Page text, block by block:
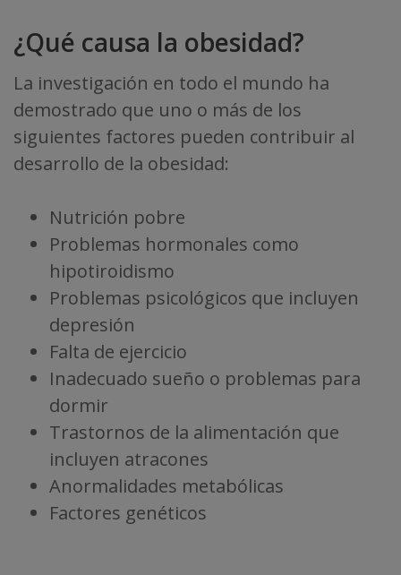
¿Qué causa la obesidad?
La investigación en todo el mundo ha
demostrado que uno o más de los
siguientes factores pueden contribuir al
desarrollo de la obesidad:
Nutrición pobre
Problemas hormonales como
hipotiroidismo
Problemas psicológicos que incluyen
depresión
Falta de ejercicio
Inadecuado sueño o problemas para
dormir
Trastornos de la alimentación que
incluyen atracones
Anormalidades metabólicas
Factores genéticos